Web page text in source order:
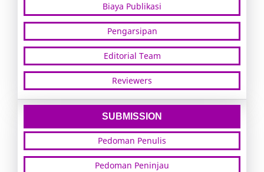
Biaya Publikasi
Pengarsipan
Editorial Team
Reviewers
SUBMISSION
Pedoman Penulis
Pedoman Peninjau